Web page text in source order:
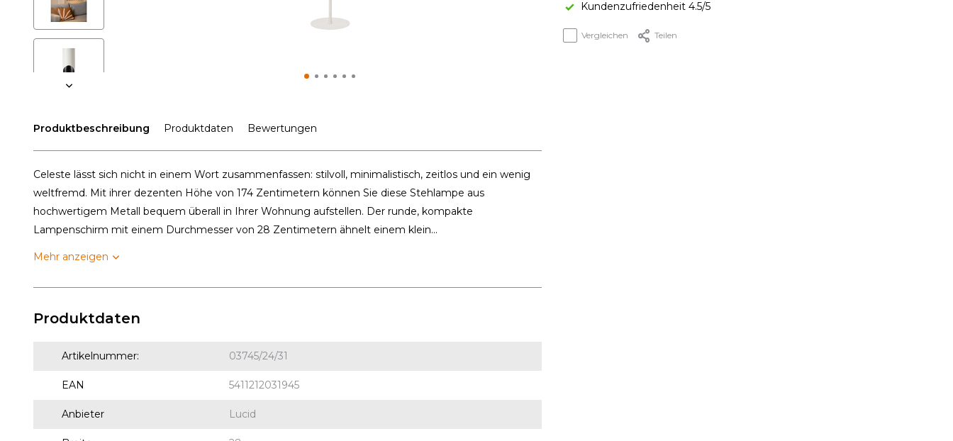
Produktbeschreibung Produktdaten Bewertungen
Celeste lässt sich nicht in einem Wort zusammenfassen: stilvoll, minimalistisch, zeitlos und ein wenig
weltfremd. Mit ihrer dezenten Höhe von 174 Zentimetern können Sie diese Stehlampe aus
hochwertigem Metall bequem überall in Ihrer Wohnung aufstellen. Der runde, kompakte
Lampenschirm mit einem Durchmesser von 28 Zentimetern ähnelt einem klein...
Mehr anzeigen
Produktdaten
Artikelnummer: 03745/24/31
EAN 5411212031945
Anbieter Lucid
Kundenzufriedenheit 4.5/5
Vergleichen Teilen